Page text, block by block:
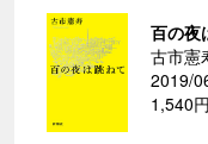
百の夜
古市憲
2019/
1,540